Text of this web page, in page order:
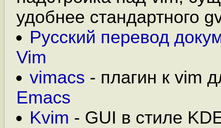
удобнее стандартного
Русский перевод
Vim
vimacs - плагин к vim
Emacs
Kvim - GUI в стиле